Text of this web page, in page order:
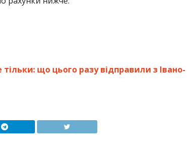
що цього разу відправили з Івано-